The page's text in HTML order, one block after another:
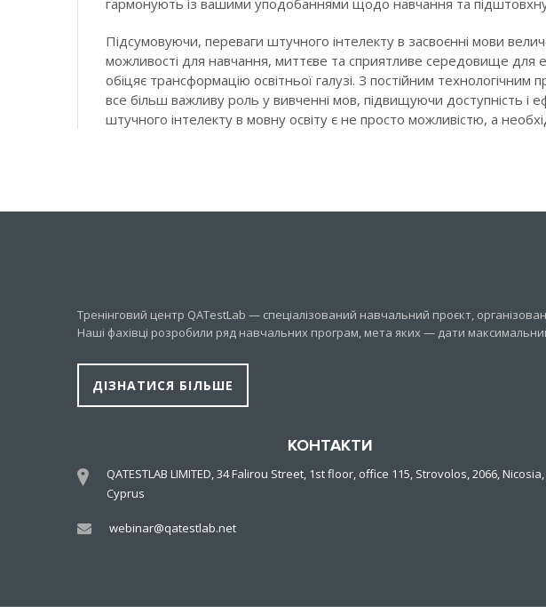
гармонують із вашими уподобаннями щодо навчання та
Підсумовуючи, переваги штучного інтелекту в засвоєнні мови
можливості для навчання, миттєве та сприятливе середовище для
обіцяє трансформацію освітньої галузі. З постійним технологічним
все більш важливу роль у вивченні мов, підвищуючи доступність і
штучного інтелекту в мовну освіту є не просто можливістю, а
Тренінговий центр QATestLab — спеціалізований навчальний проєкт,
Наші фахівці розробили ряд навчальних програм, мета яких — дати
ДІЗНАТИСЯ БІЛЬШЕ
КОНТАКТИ
QATESTLAB LIMITED, 34 Falirou Street, 1st floor, office 115, Strovolos, 2066, Nicosia,
Cyprus
webinar@qatestlab.net